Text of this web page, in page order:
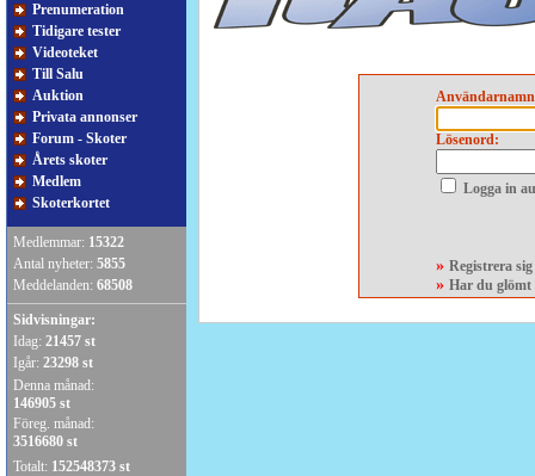
Prenumeration
Tidigare tester
Videoteket
Till Salu
Auktion
Privata annonser
Forum - Skoter
Årets skoter
Medlem
Skoterkortet
Medlemmar: 15322
Antal nyheter: 5855
Meddelanden: 68508
Sidvisningar:
Idag: 21457 st
Igår: 23298 st
Denna månad:
146905 st
Föreg. månad:
3516680 st
Totalt: 152548373 st
Lösenord:
Logga in
» Registrera
» Har du glömt